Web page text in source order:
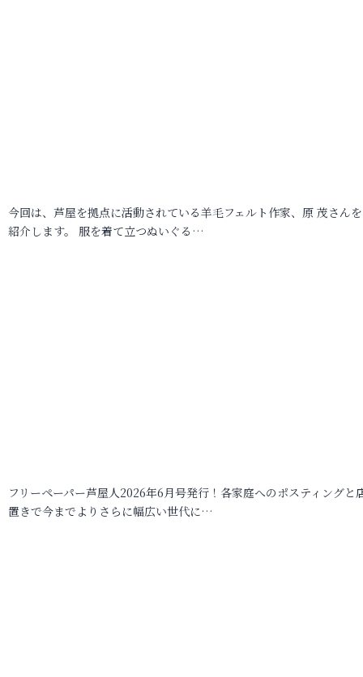
今回は、芦屋を拠点に活動されている羊毛フェルト作家、原 茂さん
紹介します。 服を着て立つぬいぐる…
フリーペーパー芦屋人2026年6月号発行！各家庭へのポスティングと
置きで今までよりさらに幅広い世代に…